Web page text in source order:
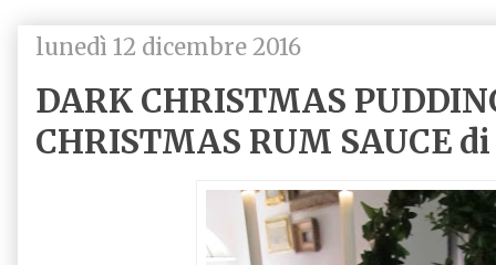
lunedì 12 dicembre 2016
DARK CHRISTMAS
CHRISTMAS RUM SAUCE